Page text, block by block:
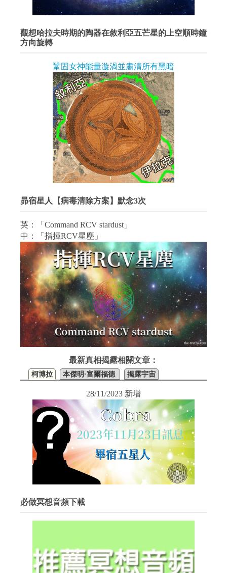
觀想哈拉夫時期的陶器在敘利亞五芒星的上空順時鐘
方向旋轉
鞏固女神能量漩渦並肅清所有黑暗
昴宿星人【病毒清除方案】默念3次
英：「Command RCV stardust」
中：「指揮RCV星塵」
最新真相揭露相關文章：
柯博拉 本傑明·富爾福德 揭露宇宙
28/11/2023 新增
必做冥想音頻下載